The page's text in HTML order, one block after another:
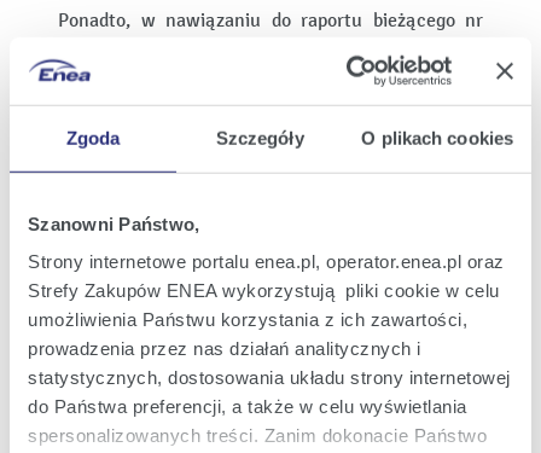
Zgoda Szczegóły O plikach cookies
Szanowni Państwo,
Strony internetowe portalu enea.pl, operator.enea.pl oraz
Strefy Zakupów ENEA wykorzystują pliki cookie w celu
umożliwienia Państwu korzystania z ich zawartości,
prowadzenia przez nas działań analitycznych i
statystycznych, dostosowania układu strony internetowej
do Państwa preferencji, a także w celu wyświetlania
spersonalizowanych treści. Zanim dokonacie Państwo
Ponadto, w nawiązaniu do raportu bieżącego nr
19/2018 z dnia 13 kwietnia 2018 roku dotyczącego
analizy wpływu wstępnych wyników finansowych
obszaru Wydobycie na sprawozdanie finansowe
Grupy Kapitałowej ENEA, Spółka informuje, iż będą
one miały nieznaczny wpływ na wyniki
porównaniu do osiągniętego wyniku w
analogicznym okresie poprzedniego roku.
Jednostkowe wyniki finansowe ENEA S.A. za I
kwartał 2018 roku:
- Przychody ze sprzedaży netto: 1.173 mln zł,
- EBITDA: 33 mln zł,